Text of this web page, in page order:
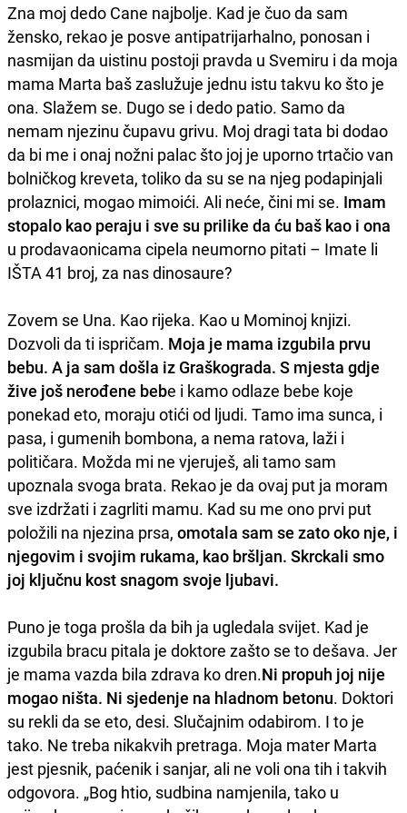
Zna moj dedo Cane najbolje. Kad je čuo da sam
žensko, rekao je posve antipatrijarhalno, ponosan i
nasmijan da uistinu postoji pravda u Svemiru i da moja
mama Marta baš zaslužuje jednu istu takvu ko što je
ona. Slažem se. Dugo se i dedo patio. Samo da
nemam njezinu čupavu grivu. Moj dragi tata bi dodao
da bi me i onaj nožni palac što joj je uporno trtačio van
bolničkog kreveta, toliko da su se na njeg podapinjali
prolaznici, mogao mimoići. Ali neće, čini mi se. Imam
stopalo kao peraju i sve su prilike da ću baš kao i ona
u prodavaonicama cipela neumorno pitati – Imate li
IŠTA 41 broj, za nas dinosaure?
Zovem se Una. Kao rijeka. Kao u Mominoj knjizi.
Dozvoli da ti ispričam. Moja je mama izgubila prvu
bebu. A ja sam došla iz Graškograda. S mjesta gdje
žive još nerođene bebe i kamo odlaze bebe koje
ponekad eto, moraju otići od ljudi. Tamo ima sunca, i
pasa, i gumenih bombona, a nema ratova, laži i
političara. Možda mi ne vjeruješ, ali tamo sam
upoznala svoga brata. Rekao je da ovaj put ja moram
sve izdržati i zagrliti mamu. Kad su me ono prvi put
položili na njezina prsa, omotala sam se zato oko nje, i
njegovim i svojim rukama, kao bršljan. Skrckali smo
joj ključnu kost snagom svoje ljubavi.
Puno je toga prošla da bih ja ugledala svijet. Kad je
izgubila bracu pitala je doktore zašto se to dešava. Jer
je mama vazda bila zdrava ko dren.Ni propuh joj nije
mogao ništa. Ni sjedenje na hladnom betonu. Doktori
su rekli da se eto, desi. Slučajnim odabirom. I to je
tako. Ne treba nikakvih pretraga. Moja mater Marta
jest pjesnik, paćenik i sanjar, ali ne voli ona tih i takvih
odgovora. „Bog htio, sudbina namjenila, tako u